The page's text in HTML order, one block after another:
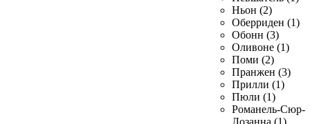
Ньон (2)
Оберриден (1)
Обонн (3)
Оливоне (1)
Поми (2)
Пранжен (3)
Прилли (1)
Пюли (1)
Романель-Сюр-
Лозанна (1)